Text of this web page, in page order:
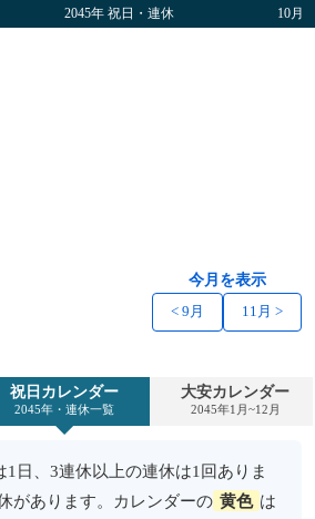
2045年 祝日・連休 10月
今月を表示
< 9月 11月 >
祝日カレンダー
2045年・連休一覧
大安カレンダー
2045年1月~12月
1日、3連休以上の連休は1回ありま
があります。カレンダーの 黄色 は